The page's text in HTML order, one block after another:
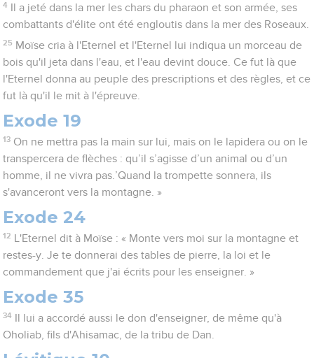
4
Il a jeté dans la mer les chars du pharaon et son armée, ses
combattants d'élite ont été engloutis dans la mer des Roseaux.
25 Moïse cria à l'Eternel et l'Eternel lui indiqua un morceau de
bois qu'il jeta dans l'eau, et l'eau devint douce. Ce fut là que
l'Eternel donna au peuple des prescriptions et des règles, et ce
fut là qu'il le mit à l'épreuve.
Exode 19
13 On ne mettra pas la main sur lui, mais on le lapidera ou on le
transpercera de flèches : qu’il s’agisse d’un animal ou d’un
homme, il ne vivra pas.’Quand la trompette sonnera, ils
s'avanceront vers la montagne. »
Exode 24
12
L'Eternel dit à Moïse : « Monte vers moi sur la montagne et
restes-y. Je te donnerai des tables de pierre, la loi et le
commandement que j'ai écrits pour les enseigner. »
Exode 35
34
Il lui a accordé aussi le don d'enseigner, de même qu'à
Oholiab, fils d'Ahisamac, de la tribu de Dan.